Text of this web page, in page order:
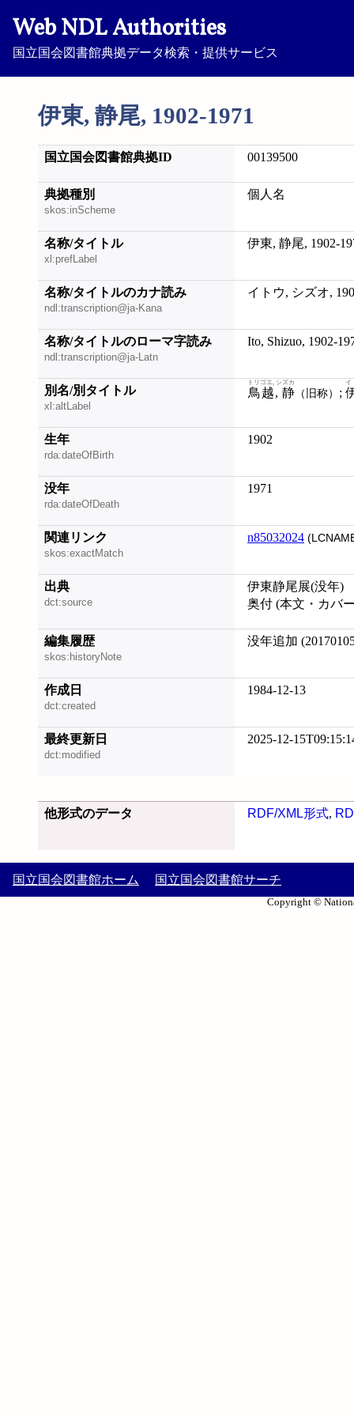
Web NDL Authorities
国立国会図書館典拠データ検索・提供サービス
伊東, 静尾, 1902-1971
国立国会図書館典拠ID 00139500
典拠種別
skos:inScheme
個人名
名称/タイトル
xl:prefLabel
伊東, 静尾, 1902-
名称/タイトルのカナ読み
ndl:transcription@ja-Kana
イトウ, シズオ,
名称/タイトルのローマ字読み
ndl:transcription@ja-Latn
Ito, Shizuo, 1902-
別名/別タイトル
xl:altLabel
鳥越, 静
トリゴエ, シズカ
（旧称） ;
イ
生年
rda:dateOfBirth
1902
没年
rda:dateOfDeath
1971
関連リンク
skos:exactMatch
n85032024
出典
dct:source
伊東静尾展(没年)
奥付 (本文・カバ
編集履歴
skos:historyNote
没年追加
作成日
dct:created
1984-12-13
最終更新日
dct:modified
2025-12-
他形式のデータ RDF/XML形式,
国立国会図書館ホーム 国立国会図書館サーチ
Copyright ©